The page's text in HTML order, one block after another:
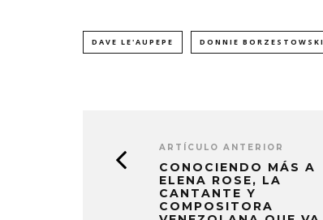
DAVE LE'AUPEPE DONNIE BORZESTOWSKI
ARTÍCULO ANTERIOR
CONOCIENDO MÁS A
ELENA ROSE, LA
CANTANTE Y
COMPOSITORA